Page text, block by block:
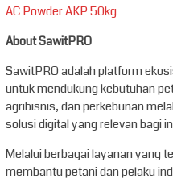
AC Powder AKP 50kg
About SawitPRO
SawitPRO adalah platform
untuk mendukung kebutuhan
agribisnis, dan perkebunan
solusi digital yang relevan bagi
Melalui berbagai layanan yang
membantu petani dan pelaku